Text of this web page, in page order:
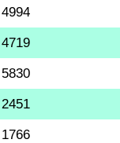
4994
4719
5830
2451
1766